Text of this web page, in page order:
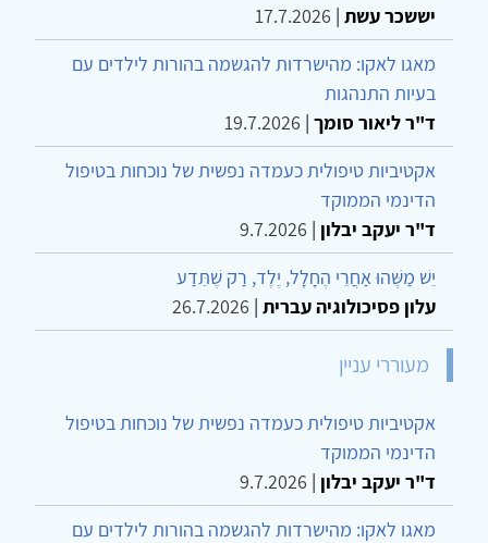
יששכר עשת |
17.7.2026
מאגו לאקו: מהישרדות להגשמה בהורות לילדים עם
בעיות התנהגות
ד"ר ליאור סומך |
19.7.2026
אקטיביות טיפולית כעמדה נפשית של נוכחות בטיפול
הדינמי הממוקד
ד"ר יעקב יבלון |
9.7.2026
יֵשׁ מַשֶּׁהוּ אַחֲרֵי הֶחָלָל, יֶלֶד, רַק שֶׁתֵּדַע
עלון פסיכולוגיה עברית |
26.7.2026
מעוררי עניין
אקטיביות טיפולית כעמדה נפשית של נוכחות בטיפול
הדינמי הממוקד
ד"ר יעקב יבלון |
9.7.2026
מאגו לאקו: מהישרדות להגשמה בהורות לילדים עם